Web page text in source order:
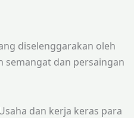
diselenggarakan oleh
semangat dan persaingan
dan kerja keras para